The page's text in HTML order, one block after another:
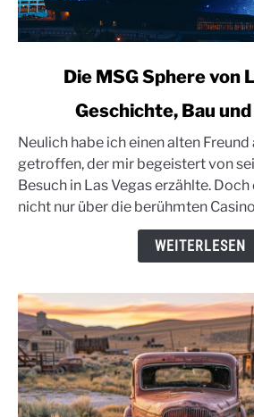
MSG
Sphere
von
Las
Zukunft
Die MSG Sphere von
Geschichte, Bau
Neulich habe ich einen alten
getroffen, der mir begeistert von
Besuch in Las Vegas erzählte.
nicht nur über die berühmten
WEITERLESEN